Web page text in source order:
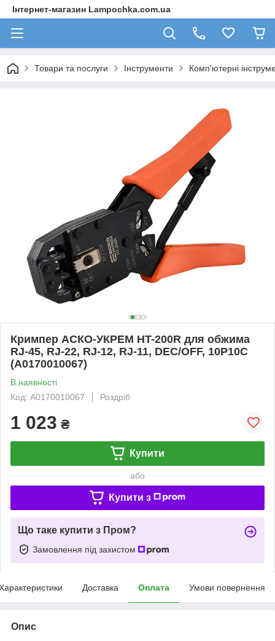
Інтернет-магазин Lampochka.com.ua
Товари та послуги Інструменти Комп'ютерні
Кримпер АСКО-УКРЕМ HT-200R для обжима
RJ-45, RJ-22, RJ-12, RJ-11, DEC/OFF, 10P10C
(A0170010067)
В наявності
Код: A0170010067
Роздріб
1 023 ₴
Купити
або
Купити з
Що таке купити з Пром?
Замовлення під захистом
Доставка Оплата Умови повернення
Опис